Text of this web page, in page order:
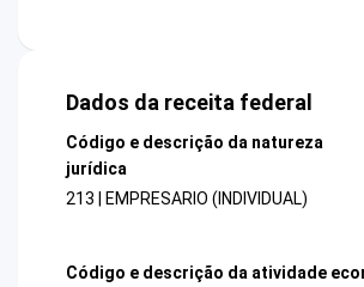
Dados da receita federal
Código e descrição da natureza
jurídica
213 | EMPRESARIO (INDIVIDUAL)
Código e descrição da atividade